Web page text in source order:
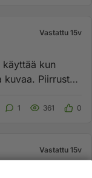
Vastattu 15v
kun
Piirrustus
1 361 0
Vastattu 15v